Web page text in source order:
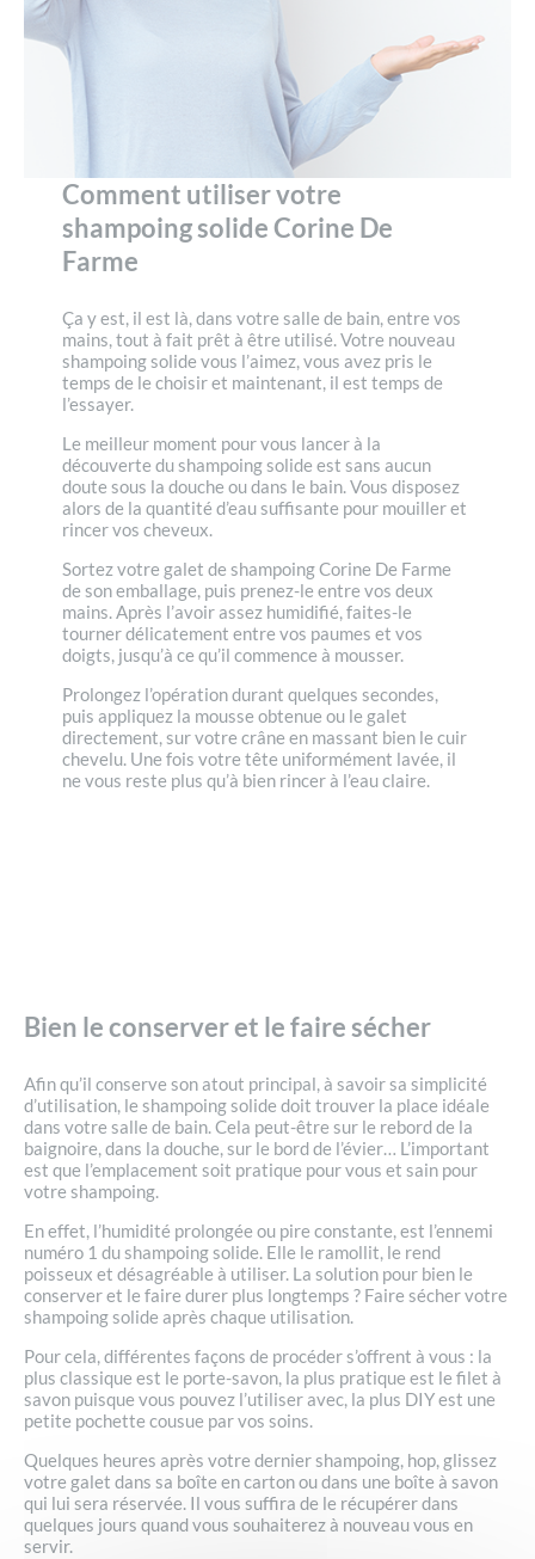
Comment utiliser votre
shampoing solide Corine De
Farme
Ça y est, il est là, dans votre salle de bain, entre vos
mains, tout à fait prêt à être utilisé. Votre nouveau
shampoing solide vous l’aimez, vous avez pris le
temps de le choisir et maintenant, il est temps de
l’essayer.
Le meilleur moment pour vous lancer à la
découverte du shampoing solide est sans aucun
doute sous la douche ou dans le bain. Vous disposez
alors de la quantité d’eau suffisante pour mouiller et
rincer vos cheveux.
Sortez votre galet de shampoing Corine De Farme
de son emballage, puis prenez-le entre vos deux
mains. Après l’avoir assez humidifié, faites-le
tourner délicatement entre vos paumes et vos
doigts, jusqu’à ce qu’il commence à mousser.
Prolongez l’opération durant quelques secondes,
puis appliquez la mousse obtenue ou le galet
directement, sur votre crâne en massant bien le cuir
chevelu. Une fois votre tête uniformément lavée, il
ne vous reste plus qu’à bien rincer à l’eau claire.
Bien le conserver et le faire sécher
Afin qu’il conserve son atout principal, à savoir sa simplicité
d’utilisation, le shampoing solide doit trouver la place idéale
dans votre salle de bain. Cela peut-être sur le rebord de la
baignoire, dans la douche, sur le bord de l’évier… L’important
est que l’emplacement soit pratique pour vous et sain pour
votre shampoing.
En effet, l’humidité prolongée ou pire constante, est l’ennemi
numéro 1 du shampoing solide. Elle le ramollit, le rend
poisseux et désagréable à utiliser. La solution pour bien le
conserver et le faire durer plus longtemps ? Faire sécher votre
shampoing solide après chaque utilisation.
Pour cela, différentes façons de procéder s’offrent à vous : la
plus classique est le porte-savon, la plus pratique est le filet à
savon puisque vous pouvez l’utiliser avec, la plus DIY est une
petite pochette cousue par vos soins.
Quelques heures après votre dernier shampoing, hop, glissez
votre galet dans sa boîte en carton ou dans une boîte à savon
qui lui sera réservée. Il vous suffira de le récupérer dans
quelques jours quand vous souhaiterez à nouveau vous en
servir.